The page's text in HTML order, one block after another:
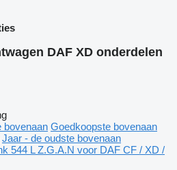
DAF XD onderdelen
bovenaan Goedkoopste bovenaan
Jaar - de oudste bovenaan